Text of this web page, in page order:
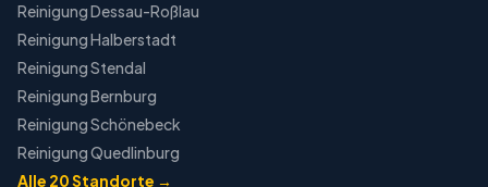
ReinigungDessau-Roßlau
ReinigungHalberstadt
ReinigungStendal
ReinigungBernburg
ReinigungSchönebeck
ReinigungQuedlinburg
Alle 20Standorte →